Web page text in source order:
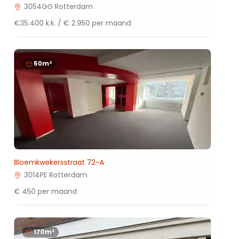
3054GG Rotterdam
€35.400 k.k. / € 2.950 per maand
50m²
Bloemkwekersstraat 72-A
3014PE Rotterdam
€ 450 per maand
170m²